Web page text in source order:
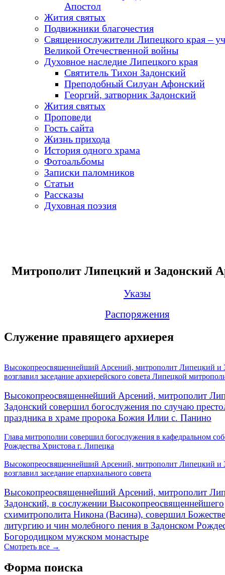
Апостол
Жития святых
Подвижники благочестия
Священнослужители Липецкого края –
Великой Отечественной войны
Духовное наследие Липецкого края
Святитель Тихон Задонский
Преподобный Силуан Афонский
Георгий, затворник Задонский
Жития святых
Проповеди
Гость сайта
Жизнь прихода
История одного храма
Фотоальбомы
Записки паломников
Статьи
Рассказы
Духовная поэзия
Митрополит Липецкий и Задонский
Указы
Распоряжения
Служение правящего архиерея
Высокопреосвященнейший Арсений, митрополит Липецкий и
возглавил заседание архиерейского совета Липецкой
Высокопреосвященнейший Арсений, митрополит
Задонский совершил богослужения по случаю
праздника в храме пророка Божия Илии с. Панино
Глава митрополии совершил богослужения в кафедральном
Рождества Христова г. Липецка
Высокопреосвященнейший Арсений, митрополит Липецкий и
возглавил заседание епархиального совета
Высокопреосвященнейший Арсений, митрополит
Задонский, в сослужении Высокопреосвященнейшего
схимитрополита Никона (Васина), совершил
литургию и чин молебного пения в Задонском
Богородицком мужском монастыре
Смотреть все →
Форма поиска